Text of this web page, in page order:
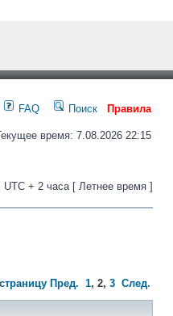
FAQ Поиск Правила
время: 7.08.2026 22:15
UTC + 2 часа [ Летнее время ]
Пред. 1, 2, 3 След.